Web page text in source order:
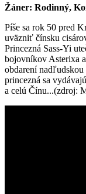
Žáner: Rodinný,
Píše sa rok 50 pred
uväzniť čínsku
Princezná Sass-Yi
bojovníkov Asterixa
obdarení
princezná sa
a celú Čínu...(zdroj: